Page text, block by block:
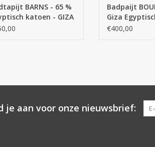
is MAATWERK , MAATWERK
niet teruggenomen
BARNS - 65 %
katoen - GIZA
draad / 20 %
Dit is
wordt niet
TOEVOEGEN AAN
Badpaijt
Giza
lange draad /
€400,00
je aan voor onze nieuwsbrief: